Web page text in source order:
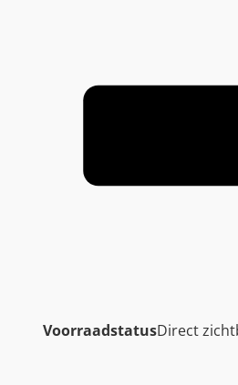
VoorraadstatusDirect